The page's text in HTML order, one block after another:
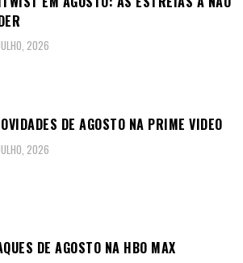
2026
DE AGOSTO NA PRIME VIDEO
2026
DE AGOSTO NA HBO MAX